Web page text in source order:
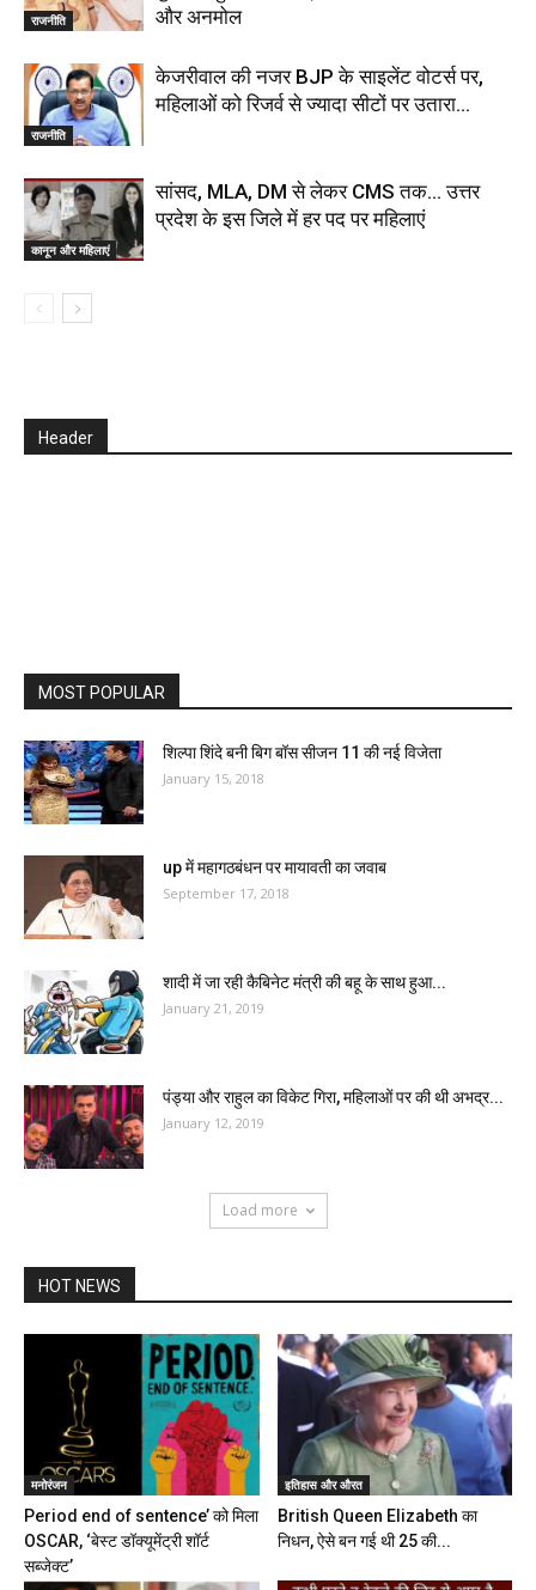
राजनीति
और अनमोल
राजनीति
केजरीवाल की नजर BJP के साइलेंट वोटर्स पर,
महिलाओं को रिजर्व से ज्यादा सीटों पर उतारा…
कानून और महिलाएं
सांसद, MLA, DM से लेकर CMS तक… उत्तर
प्रदेश के इस जिले में हर पद पर महिलाएं
Header
MOST POPULAR
शिल्पा शिंदे बनी बिग बॉस सीजन 11 की नई विजेता
January 15, 2018
up में महागठबंधन पर मायावती का जवाब
September 17, 2018
शादी में जा रही कैबिनेट मंत्री की बहू के साथ हुआ...
January 21, 2019
पंड्या और राहुल का विकेट गिरा, महिलाओं पर की थी अभद्र...
January 12, 2019
Load more
HOT NEWS
मनोरंजन
Period end of sentence’ को मिला
OSCAR, ‘बेस्ट डॉक्यूमेंट्री शॉर्ट
सब्जेक्ट’
इतिहास और औरत
British Queen Elizabeth का
निधन, ऐसे बन गई थी 25 की...